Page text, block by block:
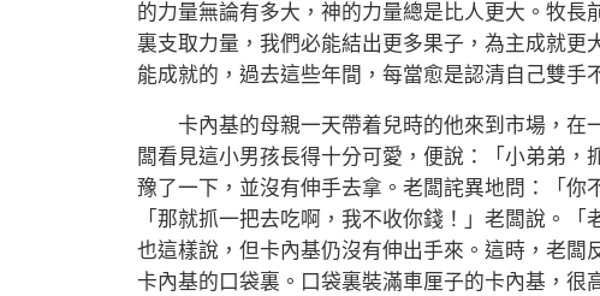
的力量無論有多大，神的力量總是比人更大。牧
裏支取力量，我們必能結出更多果子，為主成就
能成就的，過去這些年間，每當愈是認清自己雙手
卡內基的母親一天帶着兒時的他來到市場，在
闆看見這小男孩長得十分可愛，便說：「小弟弟
豫了一下，並沒有伸手去拿。老闆詫異地問：「你
「那就抓一把去吃啊，我不收你錢！」老闆說。
也這樣說，但卡內基仍沒有伸出手來。這時，老闆
卡內基的口袋裏。口袋裏裝滿車厘子的卡內基，